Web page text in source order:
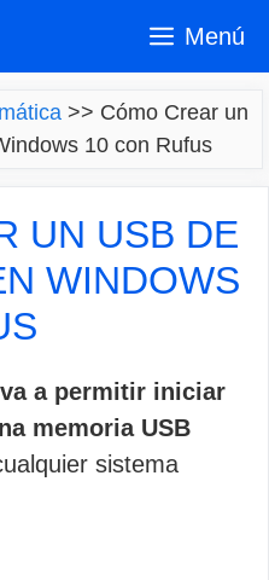
Menú
>> Cómo Crear un
10 con Rufus
UN USB DE
WINDOWS
a permitir iniciar
memoria USB
sistema